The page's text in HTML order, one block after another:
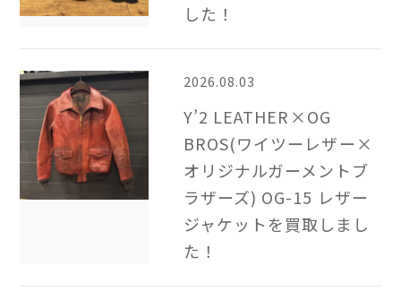
した！
2026.08.03
Y’2 LEATHER×OG
BROS(ワイツーレザー×
オリジナルガーメントブ
ラザーズ) OG-15 レザー
ジャケットを買取しまし
た！